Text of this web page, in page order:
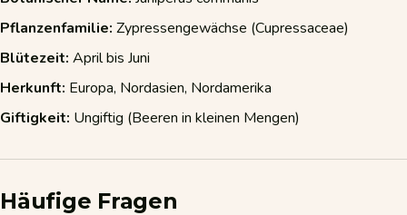
Pflanzenfamilie: Zypressengewächse (Cupressaceae)
Blütezeit: April bis Juni
Herkunft: Europa, Nordasien, Nordamerika
Giftigkeit: Ungiftig (Beeren in kleinen Mengen)
Häufige Fragen